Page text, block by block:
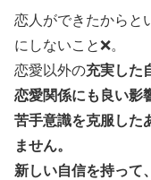
恋人ができたからと
にしないこと❌。
恋愛以外の充実した
恋愛関係にも良い影
苦手意識を克服した
ません。
新しい自信を持って